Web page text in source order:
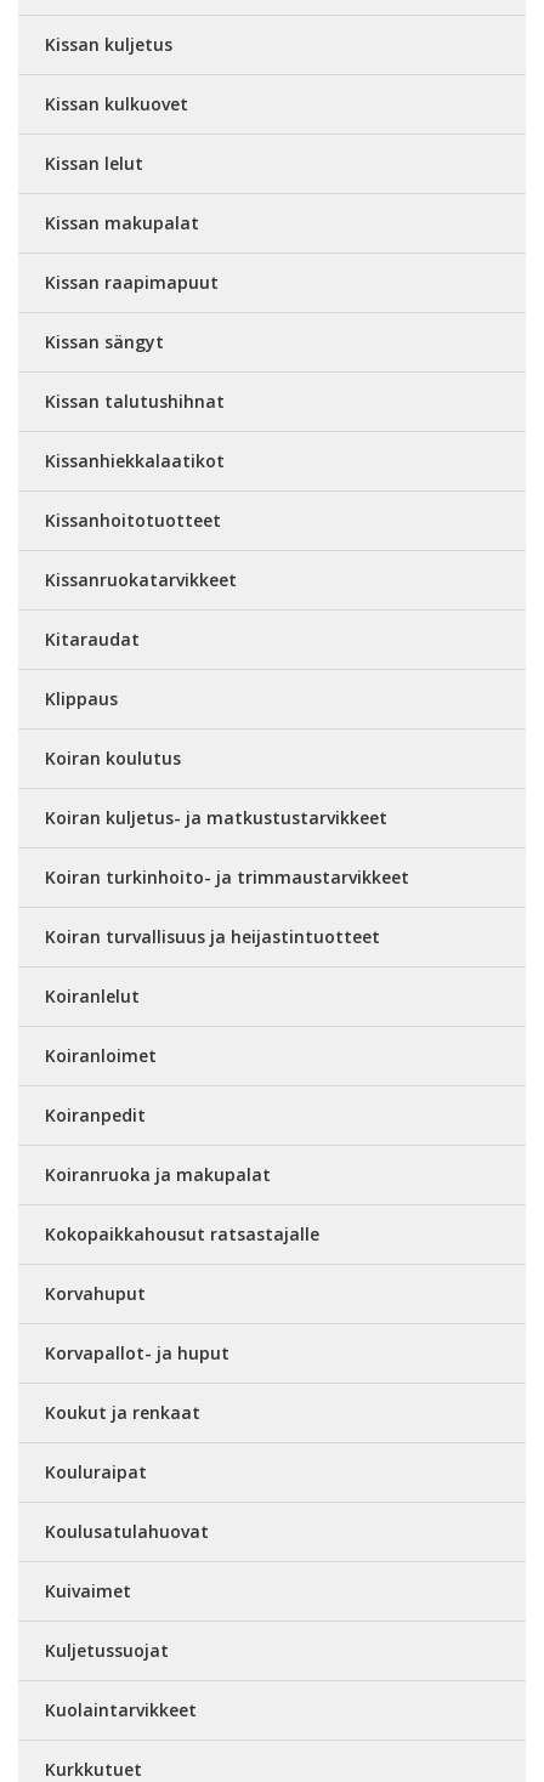
Kissan kuljetus
Kissan kulkuovet
Kissan lelut
Kissan makupalat
Kissan raapimapuut
Kissan sängyt
Kissan talutushihnat
Kissanhiekkalaatikot
Kissanhoitotuotteet
Kissanruokatarvikkeet
Kitaraudat
Klippaus
Koiran koulutus
Koiran kuljetus- ja matkustustarvikkeet
Koiran turkinhoito- ja trimmaustarvikkeet
Koiran turvallisuus ja heijastintuotteet
Koiranlelut
Koiranloimet
Koiranpedit
Koiranruoka ja makupalat
Kokopaikkahousut ratsastajalle
Korvahuput
Korvapallot- ja huput
Koukut ja renkaat
Kouluraipat
Koulusatulahuovat
Kuivaimet
Kuljetussuojat
Kuolaintarvikkeet
Kurkkutuet